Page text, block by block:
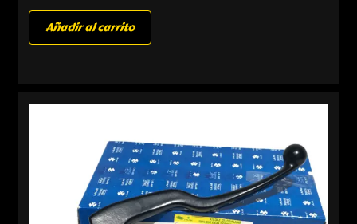
Añadir al carrito